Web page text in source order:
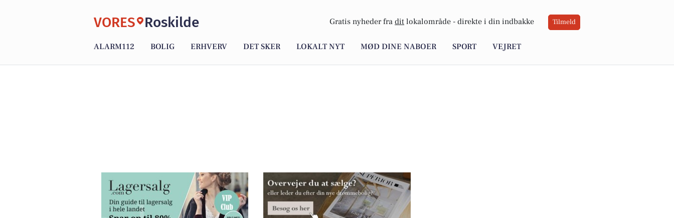
VORES Roskilde Gratis nyheder fra dit lokalområde - direkte i din indbakke Tilmeld
ALARM112 BOLIG ERHVERV DET SKER LOKALT NYT MØD DINE NABOER SPORT VEJRET